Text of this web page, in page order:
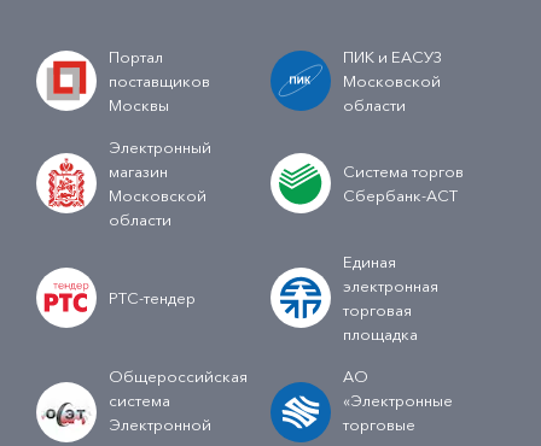
Портал
поставщиков
Москвы
ПИК и ЕАСУЗ
Московской
области
Электронный
магазин
Московской
области
Система торгов
Сбербанк-АСТ
РТС-тендер
Единая
электронная
торговая
площадка
Общероссийская
система
Электронной
АО
«Электронные
торговые